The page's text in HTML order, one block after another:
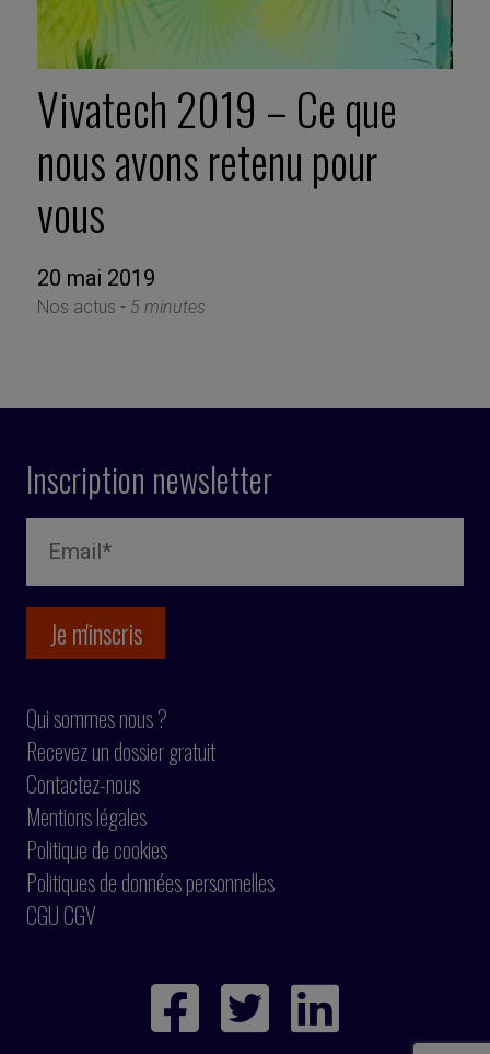
Vivatech 2019 – Ce que
nous avons retenu pour
vous
20 mai 2019
Nos actus - 5 minutes
Inscription newsletter
Qui sommes nous ?
Recevez un dossier gratuit
Contactez-nous
Mentions légales
Politique de cookies
Politiques de données personnelles
CGU CGV